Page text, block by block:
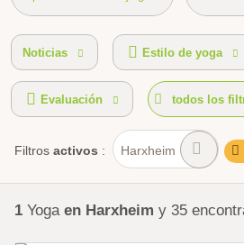
Precio de las clases de yoga
Noticias Estilo de yoga
Evaluación todos los
Filtros activos : Harxheim
1 Yoga en Harxheim y 35